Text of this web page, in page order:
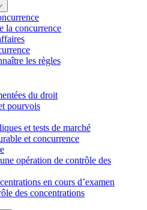
la concurrence
les règles
du droit
pourvois
et tests de marché
et concurrence
opération de contrôle des
en cours d’examen
des concentrations